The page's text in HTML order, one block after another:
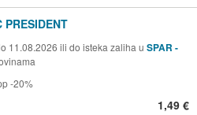
PRESIDENT
11.08.2026 ili do isteka zaliha u SPAR -
-20%
1,49 €